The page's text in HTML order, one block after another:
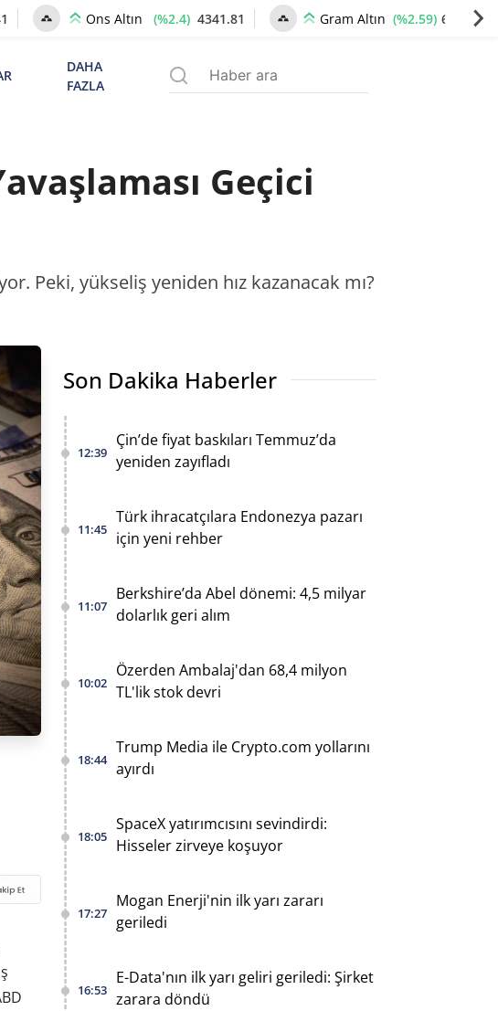
Ons Altın (%2.4) 4341.81 Gram Altın (%2.59) 6660.55
DAHA
FAZLA
Geçici
Peki, yükseliş yeniden hız kazanacak mı?
Son Dakika Haberler
12:39
Çin’de fiyat baskıları Temmuz’da
yeniden zayıfladı
11:45
Türk ihracatçılara Endonezya pazarı
için yeni rehber
11:07
Berkshire’da Abel dönemi: 4,5 milyar
dolarlık geri alım
10:02
Özerden Ambalaj'dan 68,4 milyon
TL'lik stok devri
18:44
Trump Media ile Crypto.com yollarını
ayırdı
18:05
SpaceX yatırımcısını sevindirdi:
Hisseler zirveye koşuyor
17:27
Mogan Enerji'nin ilk yarı zararı
geriledi
16:53
E-Data'nın ilk yarı geliri geriledi: Şirket
zarara döndü